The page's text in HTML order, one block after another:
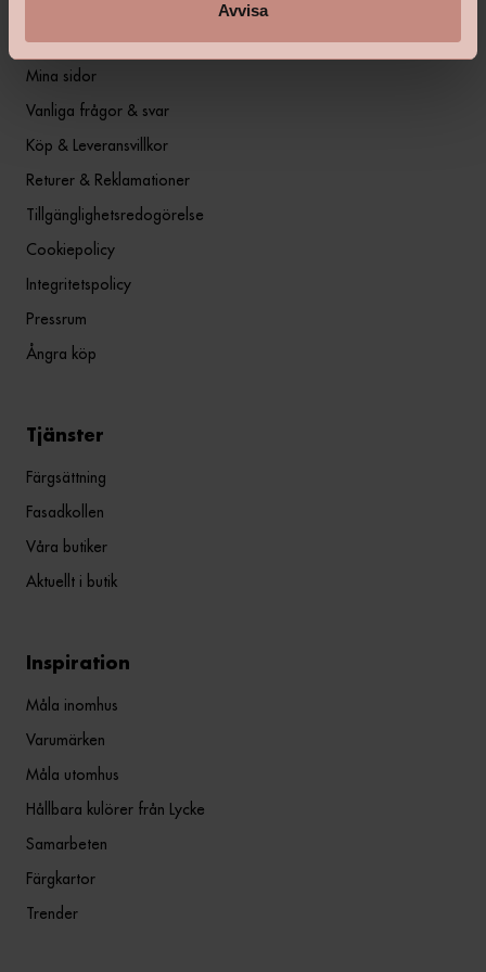
Avvisa
Mina sidor
Vanliga frågor & svar
Köp & Leveransvillkor
Returer & Reklamationer
Tillgänglighetsredogörelse
Cookiepolicy
Integritetspolicy
Pressrum
Ångra köp
Tjänster
Färgsättning
Fasadkollen
Våra butiker
Aktuellt i butik
Inspiration
Måla inomhus
Varumärken
Måla utomhus
Hållbara kulörer från Lycke
Samarbeten
Färgkartor
Trender